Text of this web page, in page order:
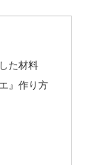
た材料
』作り方